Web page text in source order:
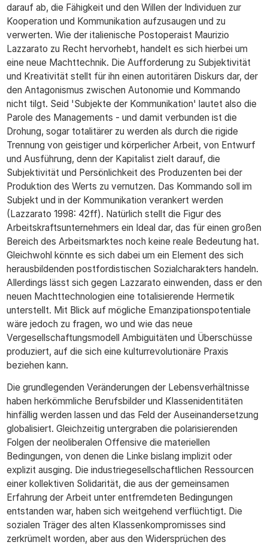
darauf ab, die Fähigkeit und den Willen der Individuen zur
Kooperation und Kommunikation aufzusaugen und zu
verwerten. Wie der italienische Postoperaist Maurizio
Lazzarato zu Recht hervorhebt, handelt es sich hierbei um
eine neue Machttechnik. Die Aufforderung zu Subjektivität
und Kreativität stellt für ihn einen autoritären Diskurs dar, der
den Antagonismus zwischen Autonomie und Kommando
nicht tilgt. Seid 'Subjekte der Kommunikation' lautet also die
Parole des Managements - und damit verbunden ist die
Drohung, sogar totalitärer zu werden als durch die rigide
Trennung von geistiger und körperlicher Arbeit, von Entwurf
und Ausführung, denn der Kapitalist zielt darauf, die
Subjektivität und Persönlichkeit des Produzenten bei der
Produktion des Werts zu vernutzen. Das Kommando soll im
Subjekt und in der Kommunikation verankert werden
(Lazzarato 1998: 42ff). Natürlich stellt die Figur des
Arbeitskraftsunternehmers ein Ideal dar, das für einen großen
Bereich des Arbeitsmarktes noch keine reale Bedeutung hat.
Gleichwohl könnte es sich dabei um ein Element des sich
herausbildenden postfordistischen Sozialcharakters handeln.
Allerdings lässt sich gegen Lazzarato einwenden, dass er den
neuen Machttechnologien eine totalisierende Hermetik
unterstellt. Mit Blick auf mögliche Emanzipationspotentiale
wäre jedoch zu fragen, wo und wie das neue
Vergesellschaftungsmodell Ambiguitäten und Überschüsse
produziert, auf die sich eine kulturrevolutionäre Praxis
beziehen kann.
Die grundlegenden Veränderungen der Lebensverhältnisse
haben herkömmliche Berufsbilder und Klassenidentitäten
hinfällig werden lassen und das Feld der Auseinandersetzung
globalisiert. Gleichzeitig untergraben die polarisierenden
Folgen der neoliberalen Offensive die materiellen
Bedingungen, von denen die Linke bislang implizit oder
explizit ausging. Die industriegesellschaftlichen Ressourcen
einer kollektiven Solidarität, die aus der gemeinsamen
Erfahrung der Arbeit unter entfremdeten Bedingungen
entstanden war, haben sich weitgehend verflüchtigt. Die
sozialen Träger des alten Klassenkompromisses sind
zerkrümelt worden, aber aus den Widersprüchen des